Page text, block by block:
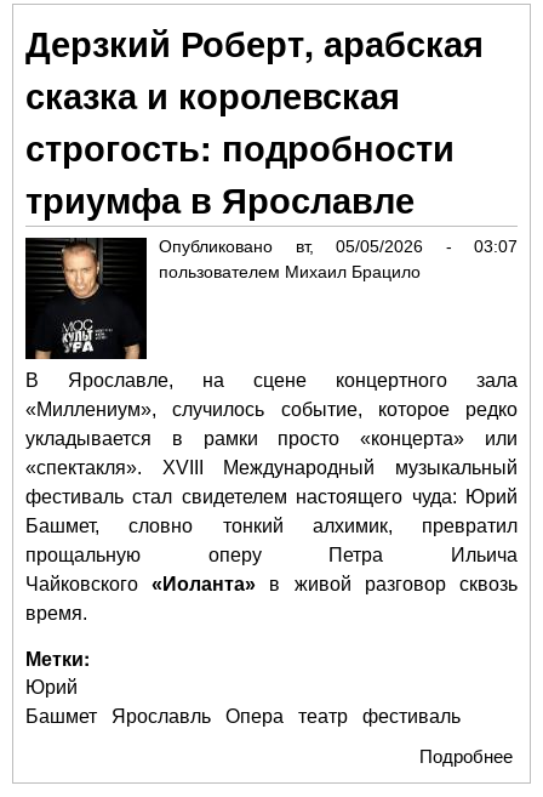
Дерзкий Роберт, арабская
сказка и королевская
строгость: подробности
триумфа в Ярославле
Опубликовано вт, 05/05/2026 - 03:07
пользователем Михаил Брацило
В Ярославле, на сцене концертного зала
«Миллениум», случилось событие, которое редко
укладывается в рамки просто «концерта» или
«спектакля». XVIII Международный музыкальный
фестиваль стал свидетелем настоящего чуда: Юрий
Башмет, словно тонкий алхимик, превратил
прощальную оперу Петра Ильича
Чайковского«Иоланта» в живой разговор сквозь
время.
Метки:
Юрий
Башмет
Ярославль Опера театр
фестиваль
Подробнее